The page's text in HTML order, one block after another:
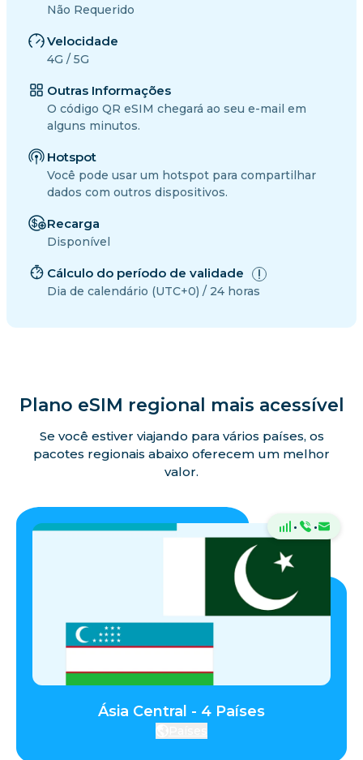
Não Requerido
Velocidade
4G / 5G
Outras Informações
O código QR eSIM chegará ao seu e-mail em
alguns minutos.
Hotspot
Você pode usar um hotspot para compartilhar
dados com outros dispositivos.
Recarga
Disponível
Cálculo do período de validade
Dia de calendário (UTC+0) / 24 horas
Plano eSIM regional mais acessível
Se você estiver viajando para vários países, os
pacotes regionais abaixo oferecem um melhor
valor.
· ·
Ásia Central - 4 Países